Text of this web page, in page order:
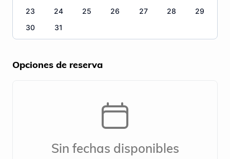
23
24 25 26 27 28
29
30
31
Opciones de reserva
Sin fechas disponibles